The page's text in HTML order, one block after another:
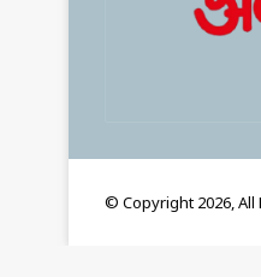
© Copyright 2026, All